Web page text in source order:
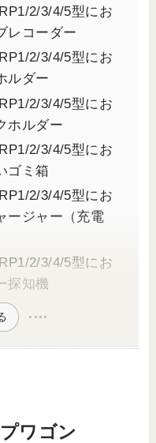
2/3/4/5型にお
レコーダー
2/3/4/5型にお
ルダー
2/3/4/5型にお
ホルダー
2/3/4/5型にお
ゴミ箱
2/3/4/5型にお
ージャー（充電
2/3/4/5型にお
探知機
ワゴン